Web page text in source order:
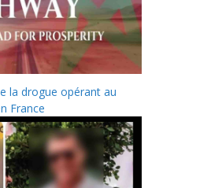
la drogue opérant au
France